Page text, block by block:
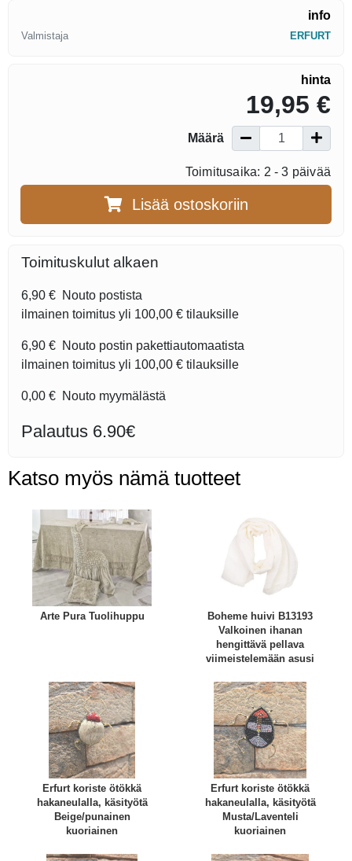
info
Valmistaja ERFURT
hinta
19,95 €
Määrä
Toimitusaika: 2 - 3 päivää
Lisää ostoskoriin
Toimituskulut alkaen
6,90 € Nouto postista
ilmainen toimitus yli 100,00 € tilauksille
6,90 € Nouto postin pakettiautomaatista
ilmainen toimitus yli 100,00 € tilauksille
0,00 € Nouto myymälästä
Palautus 6.90€
Katso myös nämä tuotteet
Arte Pura Tuolihuppu
Boheme huivi B13193
Valkoinen ihanan
hengittävä pellava
viimeistelemään asusi
Erfurt koriste ötökkä
hakaneulalla, käsityötä
Beige/punainen
kuoriainen
Erfurt koriste ötökkä
hakaneulalla, käsityötä
Musta/Laventeli
kuoriainen